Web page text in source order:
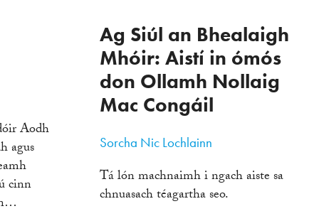
Aodh
agus
cinn
Ag Siúl an Bhealaigh
Mhóir: Aistí in ómós
don Ollamh Nollaig
Mac Congáil
Sorcha Nic Lochlainn
Tá lón machnaimh i ngach aiste sa
chnuasach téagartha seo.